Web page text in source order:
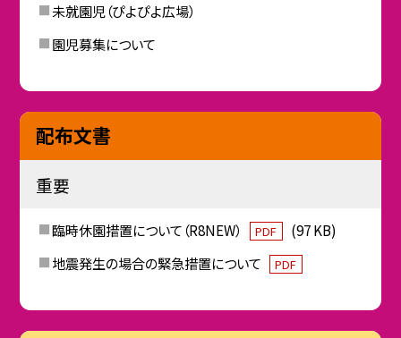
未就園児（ぴよぴよ広場）
園児募集について
配布文書
重要
臨時休園措置について（R8NEW） PDF
(97 KB)
地震発生の場合の緊急措置について
PDF